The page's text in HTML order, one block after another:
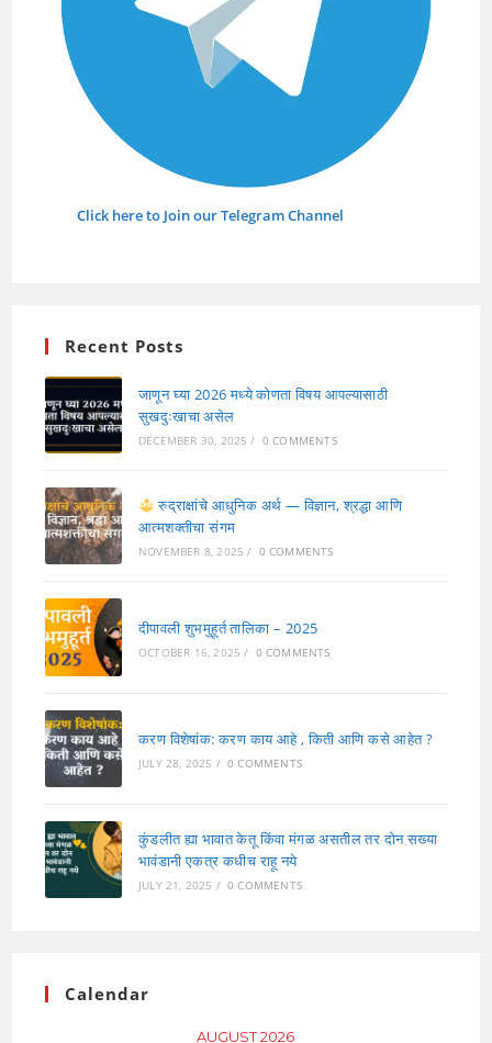
Click here to Join our Telegram Channel
Recent Posts
जाणून घ्या 2026 मध्ये कोणता विषय आपल्यासाठी
सुखदुःखाचा असेल
DECEMBER 30, 2025 / 0 COMMENTS
रुद्राक्षांचे आधुनिक अर्थ — विज्ञान, श्रद्धा आणि
आत्मशक्तीचा संगम
NOVEMBER 8, 2025 / 0 COMMENTS
दीपावली शुभमुहूर्त तालिका – 2025
OCTOBER 16, 2025 / 0 COMMENTS
करण विशेषांक: करण काय आहे , किती आणि कसे आहेत ?
JULY 28, 2025 / 0 COMMENTS
कुंडलीत ह्या भावात केतू किंवा मंगळ असतील तर दोन सख्या
भावंडानी एकत्र कधीच राहू नये
JULY 21, 2025 / 0 COMMENTS
Calendar
AUGUST 2026